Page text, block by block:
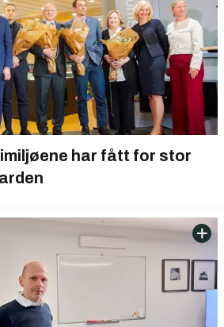
har fått for stor